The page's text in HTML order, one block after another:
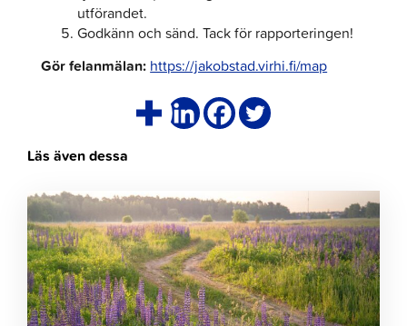
utförandet.
Godkänn och sänd. Tack för rapporteringen!
Gör felanmälan: https://jakobstad.virhi.fi/map
Läs även dessa
Klicka
för
att
läsa
artikeln